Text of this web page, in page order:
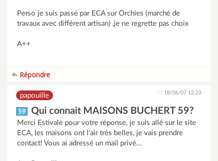
Perso je suis passé par ECA sur Orchies (marché de
travaux avec différent artisan) ,je ne regrette pas choix
A++
Répondre
papouille 18/06/07 12:23
59 Qui connait MAISONS BUCHERT 59?
Merci Estivale pour votre réponse, je suis allé sur le site
ECA, les maisons ont l'air très belles, je vais prendre
contact! Vous ai adressé un mail privé...